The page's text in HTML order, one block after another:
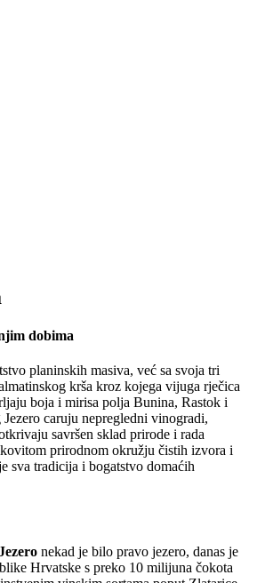
dobima
planinskih masiva, već sa svoja tri
krša kroz kojega vijuga rječica
boja i mirisa polja Bunina, Rastok i
caruju nepregledni vinogradi,
savršen sklad prirode i rada
prirodnom okružju čistih izvora i
sva tradicija i bogatstvo domaćih
nekad je bilo pravo jezero, danas je
Hrvatske s preko 10 milijuna čokota